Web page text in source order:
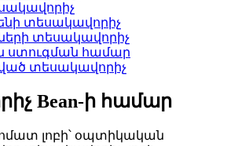
տեսակավորիչ
տեսակավորիչ
ստուգման համար
տեսակավորիչ
Bean-ի համար